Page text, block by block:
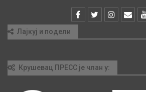
Лајкуј и подели
Крушевац ПРЕСС је члан у: